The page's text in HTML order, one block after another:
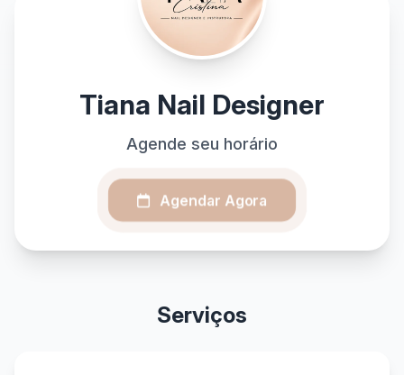
Tiana Nail Designer
Agende seu horário
Agendar Agora
Serviços